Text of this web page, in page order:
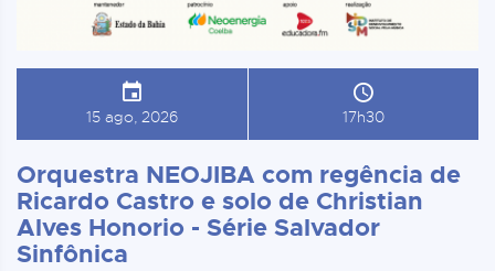
15 ago, 2026 17h30
Orquestra NEOJIBA com regência de
Ricardo Castro e solo de Christian
Alves Honorio - Série Salvador
Sinfônica